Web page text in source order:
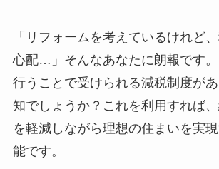
「リフォームを考えているけれど
心配…」そんなあなたに朗報です
行うことで受けられる減税制度が
知でしょうか？これを利用すれば
を軽減しながら理想の住まいを実
能です。